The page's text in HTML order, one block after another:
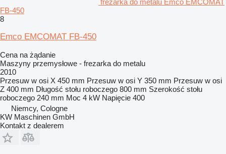
frezarka do metalu Emco EMCOMAT
FB-450
8
Emco EMCOMAT FB-450
Cena na żądanie
Maszyny przemysłowe - frezarka do metalu
2010
Przesuw w osi X 450 mm Przesuw w osi Y 350 mm Przesuw w osi
Z 400 mm Długość stołu roboczego 800 mm Szerokość stołu
roboczego 240 mm Moc 4 kW Napięcie 400
Niemcy, Cologne
KW Maschinen GmbH
Kontakt z dealerem